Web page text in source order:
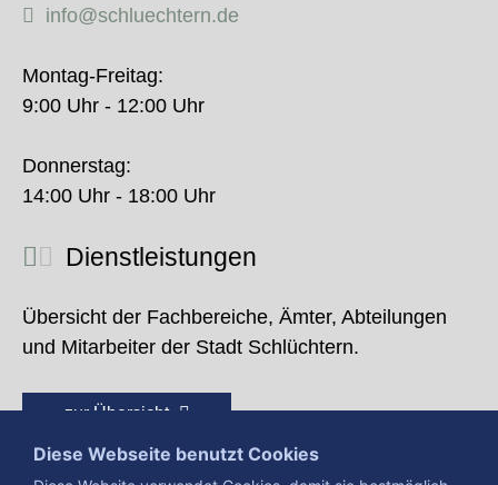
info@schluechtern.de
Montag-Freitag:
9:00 Uhr - 12:00 Uhr
Donnerstag:
14:00 Uhr - 18:00 Uhr
Dienstleistungen
Übersicht der Fachbereiche, Ämter, Abteilungen
und Mitarbeiter der Stadt Schlüchtern.
zur Übersicht
Diese Webseite benutzt Cookies